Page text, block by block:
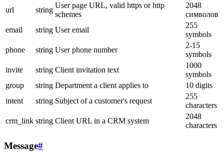
url
string
User page URL, valid https or http
schemes
2048
символов
email
string User email
255
symbols
phone
string User phone number
2-15
symbols
invite
string Client invitation text
1000
symbols
group
string Department a client applies to
10 digits
intent
string Subject of a customer's request
255
characters
crm_link string Client URL in a CRM system
2048
characters
Message#